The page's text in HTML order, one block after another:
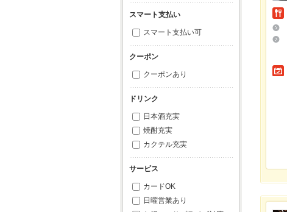
スマート支払い
スマート支払い可
クーポン
クーポンあり
ドリンク
日本酒充実
焼酎充実
カクテル充実
サービス
カードOK
日曜営業あり